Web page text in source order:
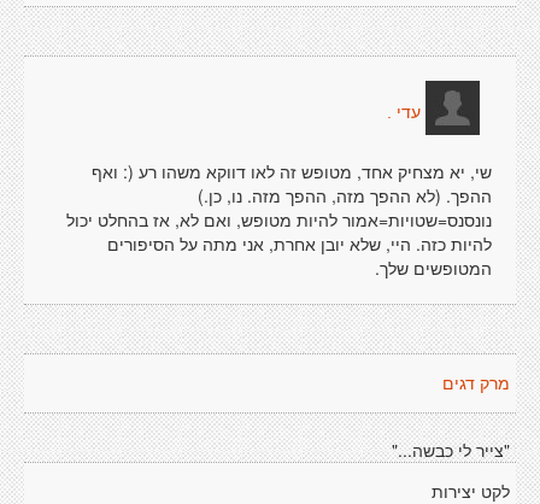
עדי .
שי, יא מצחיק אחד, מטופש זה לאו דווקא משהו רע (: ואף
ההפך. (לא ההפך מזה, ההפך מזה. נו, כן.)
נונסנס=שטויות=אמור להיות מטופש, ואם לא, אז בהחלט יכול
להיות כזה. היי, שלא יובן אחרת, אני מתה על הסיפורים
המטופשים שלך.
מרק דגים
"צייר לי כבשה..."
לקט יצירות